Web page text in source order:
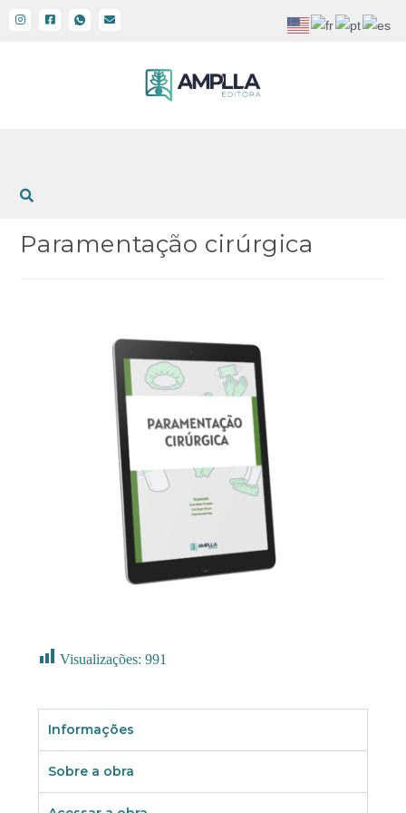
Paramentação cirúrgica
Visualizações: 991
Informações
Sobre a obra